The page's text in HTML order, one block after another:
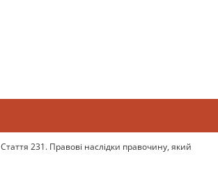
Стаття 231. Правові наслідки правочину, який